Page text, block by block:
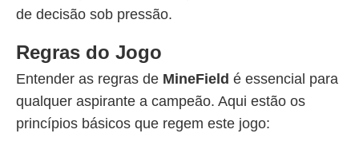
de decisão sob pressão.
Regras do Jogo
Entender as regras de MineField é essencial para
qualquer aspirante a campeão. Aqui estão os
princípios básicos que regem este jogo: